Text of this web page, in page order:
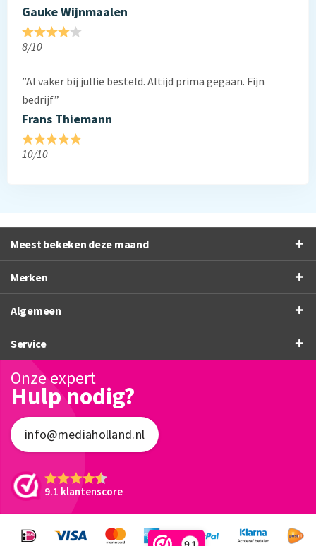
9,1
Gauke Wijnmaalen
8/10
”Al vaker bij jullie besteld. Altijd prima gegaan. Fijn
bedrijf”
Frans Thiemann
10/10
Meest bekeken deze maand
Merken
Algemeen
Service
Onze expert
Hulp nodig?
info@mediaholland.nl
9.1 klantenscore